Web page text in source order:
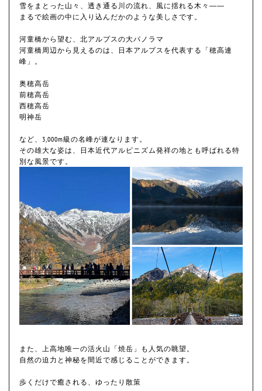
雪をまとった山々、透き通る川の流れ、風に揺れる木々――
まるで絵画の中に入り込んだかのような美しさです。
河童橋から望む、北アルプスの大パノラマ
河童橋周辺から見えるのは、日本アルプスを代表する「穂高連
峰」。
奥穂高岳
前穂高岳
西穂高岳
明神岳
など、3,000m級の名峰が連なります。
その雄大な姿は、日本近代アルピニズム発祥の地とも呼ばれる特
別な風景です。
また、上高地唯一の活火山「焼岳」も人気の眺望。
自然の迫力と神秘を間近で感じることができます。
歩くだけで癒される、ゆったり散策